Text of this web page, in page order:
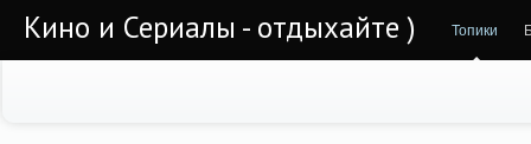
Кино и Сериалы - отдыхайте ) Топики